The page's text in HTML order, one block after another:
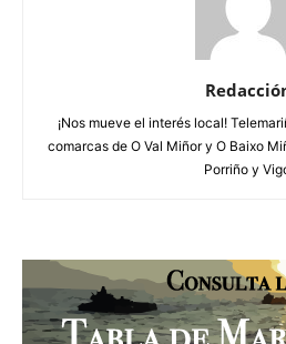
¡Nos mueve el interés local!
comarcas de O Val Miñor y O Baixo
Porriño y